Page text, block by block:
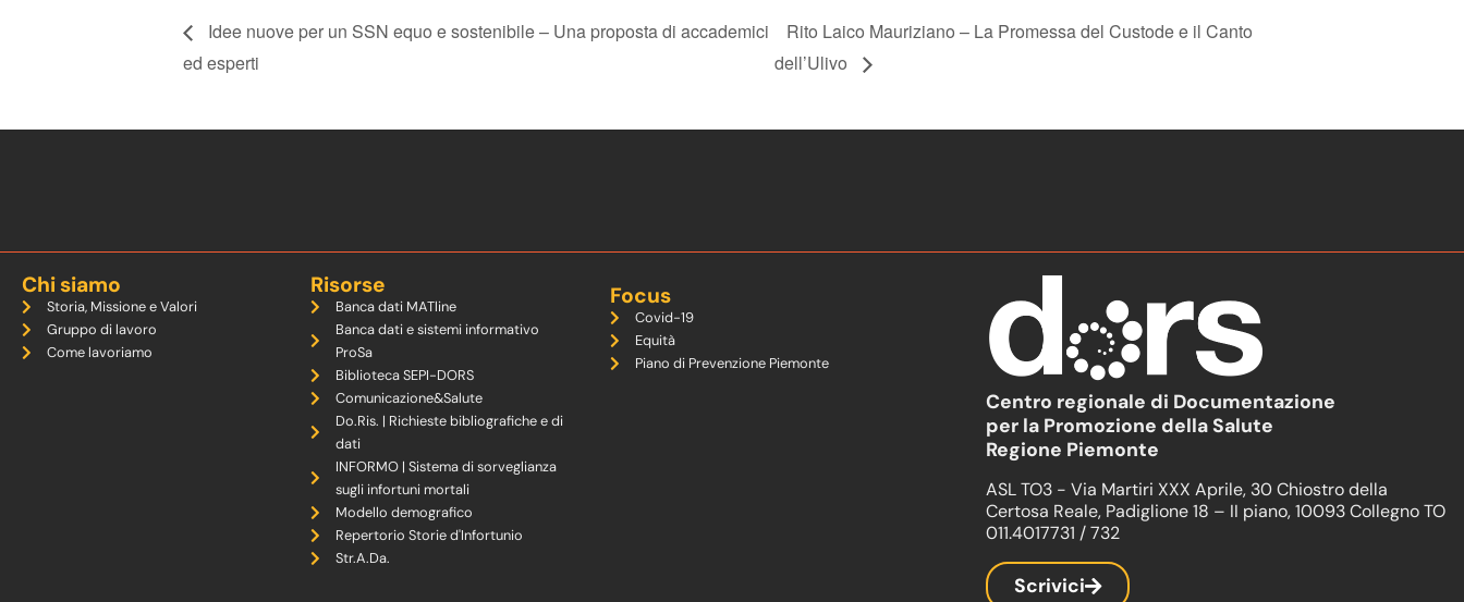
Idee nuove per un SSN equo e sostenibile – Una proposta di accademici
ed esperti
Rito Laico Mauriziano – La Promessa del Custode e il Canto
dell’Ulivo
Chi siamo
Storia, Missione e Valori
Gruppo di lavoro
Come lavoriamo
Risorse
Banca dati MATline
Banca dati e sistemi informativo
ProSa
Biblioteca SEPI-DORS
Comunicazione&Salute
Do.Ris. | Richieste bibliografiche e di
dati
INFORMO | Sistema di sorveglianza
sugli infortuni mortali
Modello demografico
Repertorio Storie d'Infortunio
Str.A.Da.
Focus
Covid-19
Equità
Piano di Prevenzione Piemonte
Centro regionale di Documentazione
per la Promozione della Salute
Regione Piemonte
ASL TO3 - Via Martiri XXX Aprile, 30 Chiostro della
Certosa Reale, Padiglione 18 – II piano, 10093 Collegno TO
011.4017731 / 732
Scrivici